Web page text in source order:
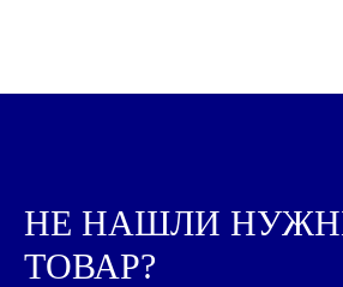
НЕ НАШЛИ
ТОВАР?
КРУПНЫЙ ОПТ РЫБНЫХ